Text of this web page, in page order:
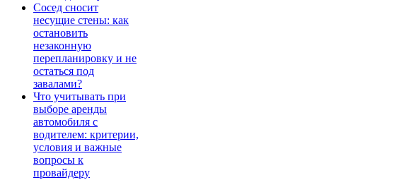
Сосед сносит
несущие стены: как
остановить
незаконную
перепланировку и не
остаться под
завалами?
Что учитывать при
выборе аренды
автомобиля с
водителем: критерии,
условия и важные
вопросы к
провайдеру